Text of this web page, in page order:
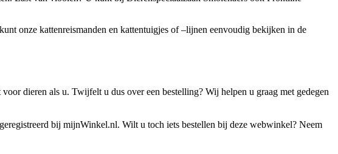
onze kattenreismanden en kattentuigjes of –lijnen eenvoudig bekijken in de
dieren als u. Twijfelt u dus over een bestelling? Wij helpen u graag met gedegen
bij mijnWinkel.nl. Wilt u toch iets bestellen bij deze webwinkel? Neem